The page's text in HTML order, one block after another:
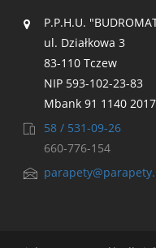
P.P.H.U.
ul. Działkowa 3
83-110 Tczew
NIP 593-102-23-83
Mbank 91 1140
58 / 531-09-26
660-776-154